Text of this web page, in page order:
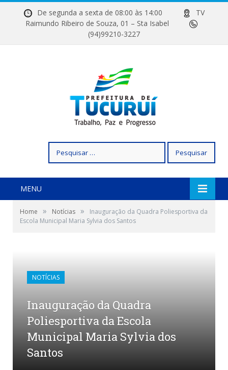
De segunda a sexta de 08:00 às 14:00
TV
Raimundo Ribeiro de Souza, 01 – Sta Isabel
(94)99210-3227
por:
MENU
Home » Notícias »
Inauguração da Quadra Poliesportiva da
Escola Municipal Maria Sylvia dos Santos
NOTÍCIAS
Inauguração da Quadra
Poliesportiva da Escola
Municipal Maria Sylvia dos
Santos